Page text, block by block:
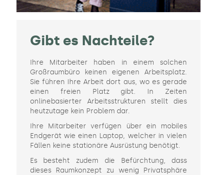
Gibt es Nachteile?
Ihre Mitarbeiter haben in einem solchen
Großraumbüro keinen eigenen Arbeitsplatz.
Sie führen Ihre Arbeit dort aus, wo es gerade
einen freien Platz gibt. In Zeiten
onlinebasierter Arbeitsstrukturen stellt dies
heutzutage kein Problem dar.
Ihre Mitarbeiter verfügen über ein mobiles
Endgerät wie einen Laptop, welcher in vielen
Fällen keine stationäre Ausrüstung benötigt.
Es besteht zudem die Befürchtung, dass
dieses Raumkonzept zu wenig Privatsphäre